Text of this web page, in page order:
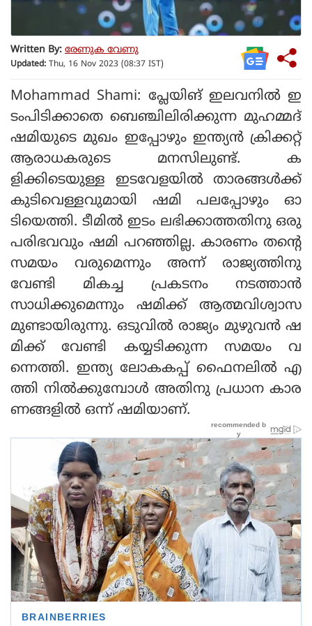
Written By: രേണുക വേണു
Updated: Thu, 16 Nov 2023 (08:37 IST)
Mohammad Shami: പ്ലേയിങ് ഇലവനില്‍ ഇ
ടംപിടിക്കാതെ ബെഞ്ചിലിരിക്കുന്ന മുഹമ്മദ്
ഷമിയുടെ മുഖം ഇപ്പോഴും ഇന്ത്യന്‍ ക്രിക്കറ്റ്
ആരാധകരുടെ മനസിലുണ്ട്. ക
ളിക്കിടെയുള്ള ഇടവേളയില്‍ താരങ്ങള്‍ക്ക്
കുടിവെള്ളവുമായി ഷമി പലപ്പോഴും ഓ
ടിയെത്തി. ടീമില്‍ ഇടം ലഭിക്കാത്തതിനു ഒരു
പരിഭവവും ഷമി പറഞ്ഞില്ല. കാരണം തന്റെ
സമയം വരുമെന്നും അന്ന് രാജ്യത്തിനു
വേണ്ടി മികച്ച പ്രകടനം നടത്താന്‍
സാധിക്കുമെന്നും ഷമിക്ക് ആത്മവിശ്വാസ
മുണ്ടായിരുന്നു. ഒടുവില്‍ രാജ്യം മുഴുവന്‍ ഷ
മിക്ക് വേണ്ടി കയ്യടിക്കുന്ന സമയം വ
ന്നെത്തി. ഇന്ത്യ ലോകകപ്പ് ഫൈനലില്‍ എ
ത്തി നില്‍ക്കുമ്പോള്‍ അതിനു പ്രധാന കാര
ണങ്ങളില്‍ ഒന്ന് ഷമിയാണ്.